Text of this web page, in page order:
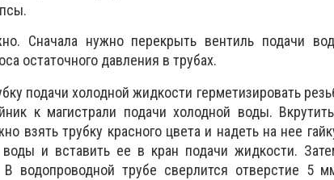
Сначала нужно перекрыть вентиль подачи
остаточного давления в трубах.
подачи холодной жидкости герметизировать
к магистрали подачи холодной воды.
взять трубку красного цвета и надеть на нее
и вставить ее в кран подачи жидкости.
водопроводной трубе сверлится отверстие 5